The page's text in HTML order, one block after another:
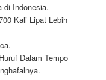
di Indonesia.
Kali Lipat Lebih
Dalam Tempo